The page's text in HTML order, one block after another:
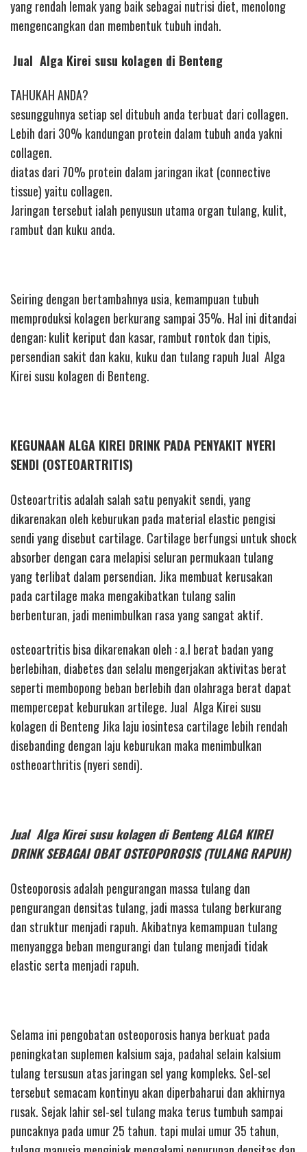
yang rendah lemak yang baik sebagai nutrisi diet, menolong
mengencangkan dan membentuk tubuh indah.
Jual Alga Kirei susu kolagen di Benteng
TAHUKAH ANDA?
sesungguhnya setiap sel ditubuh anda terbuat dari collagen.
Lebih dari 30% kandungan protein dalam tubuh anda yakni
collagen.
diatas dari 70% protein dalam jaringan ikat (connective
tissue) yaitu collagen.
Jaringan tersebut ialah penyusun utama organ tulang, kulit,
rambut dan kuku anda.
Seiring dengan bertambahnya usia, kemampuan tubuh
memproduksi kolagen berkurang sampai 35%. Hal ini ditandai
dengan: kulit keriput dan kasar, rambut rontok dan tipis,
persendian sakit dan kaku, kuku dan tulang rapuh Jual Alga
Kirei susu kolagen di Benteng.
KEGUNAAN ALGA KIREI DRINK PADA PENYAKIT NYERI
SENDI (OSTEOARTRITIS)
Osteoartritis adalah salah satu penyakit sendi, yang
dikarenakan oleh keburukan pada material elastic pengisi
sendi yang disebut cartilage. Cartilage berfungsi untuk shock
absorber dengan cara melapisi seluran permukaan tulang
yang terlibat dalam persendian. Jika membuat kerusakan
pada cartilage maka mengakibatkan tulang salin
berbenturan, jadi menimbulkan rasa yang sangat aktif.
osteoartritis bisa dikarenakan oleh : a.l berat badan yang
berlebihan, diabetes dan selalu mengerjakan aktivitas berat
seperti membopong beban berlebih dan olahraga berat dapat
mempercepat keburukan artilege. Jual Alga Kirei susu
kolagen di Benteng Jika laju iosintesa cartilage lebih rendah
disebanding dengan laju keburukan maka menimbulkan
ostheoarthritis (nyeri sendi).
Jual Alga Kirei susu kolagen di Benteng ALGA KIREI
DRINK SEBAGAI OBAT OSTEOPOROSIS (TULANG RAPUH)
Osteoporosis adalah pengurangan massa tulang dan
pengurangan densitas tulang, jadi massa tulang berkurang
dan struktur menjadi rapuh. Akibatnya kemampuan tulang
menyangga beban mengurangi dan tulang menjadi tidak
elastic serta menjadi rapuh.
Selama ini pengobatan osteoporosis hanya berkuat pada
peningkatan suplemen kalsium saja, padahal selain kalsium
tulang tersusun atas jaringan sel yang kompleks. Sel-sel
tersebut semacam kontinyu akan diperbaharui dan akhirnya
rusak. Sejak lahir sel-sel tulang maka terus tumbuh sampai
puncaknya pada umur 25 tahun. tapi mulai umur 35 tahun,